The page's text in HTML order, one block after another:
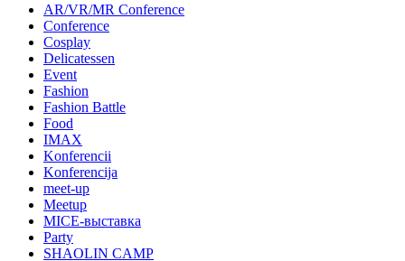
AR/VR/MR Conference
Conference
Cosplay
Delicatessen
Event
Fashion
Fashion Battle
Food
IMAX
Konferencii
Konferencija
meet-up
Meetup
MICE-выставка
Party
SHAOLIN CAMP